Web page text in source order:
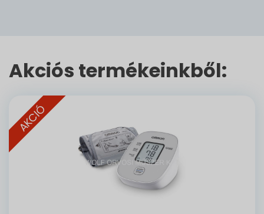
Akciós termékeinkből:
AKCIÓ